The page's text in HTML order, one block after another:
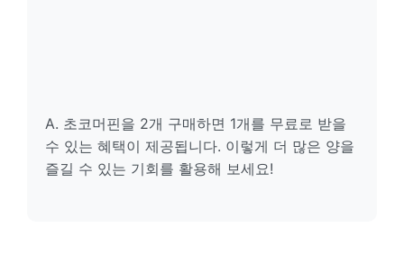
A. 초코머핀을 2개 구매하면 1개를 무료로 받을
수 있는 혜택이 제공됩니다. 이렇게 더 많은 양을
즐길 수 있는 기회를 활용해 보세요!